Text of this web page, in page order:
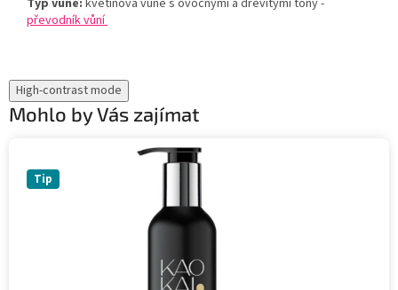
Typ vůně: květinová vůně s ovocnými a dřevitými tóny -
převodník vůní
High-contrast mode
Mohlo by Vás zajímat
Tip